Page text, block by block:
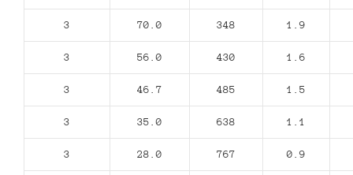
3 70.0 348 1.9
3 56.0 430 1.6
3 46.7 485 1.5
3 35.0 638 1.1
3 28.0 767 0.9